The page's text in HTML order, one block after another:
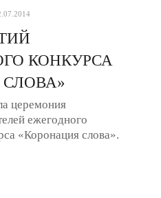
КОНКУРСА
церемония
ежегодного
«Коронация слова».